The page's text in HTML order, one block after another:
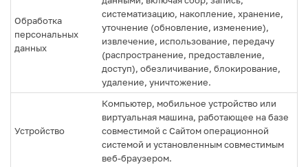
Обработка
персональных
данных
систематизацию, накопление, хранение,
уточнение (обновление, изменение),
извлечение, использование, передачу
(распространение, предоставление,
доступ), обезличивание, блокирование,
удаление, уничтожение.
Устройство
Компьютер, мобильное устройство или
виртуальная машина, работающее на базе
совместимой с Сайтом операционной
системой и установленным совместимым
веб-браузером.